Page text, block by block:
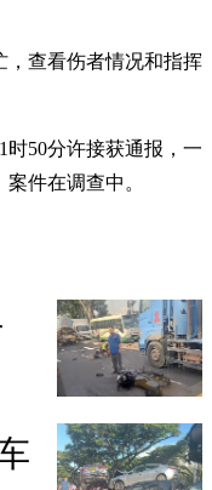
，查看伤者情况和指挥
50分许接获通报，一
件在调查中。